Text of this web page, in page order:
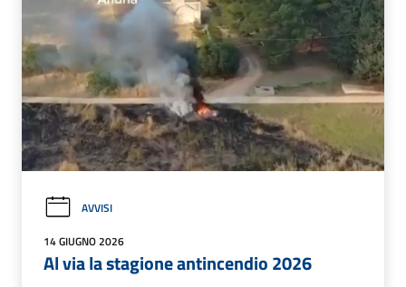
AVVISI
14 GIUGNO 2026
Al via la stagione antincendio 2026